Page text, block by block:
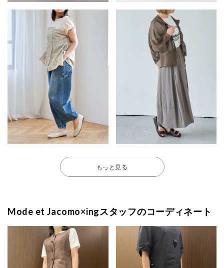
もっと見る
Mode et Jacomo×ingスタッフのコーディネート